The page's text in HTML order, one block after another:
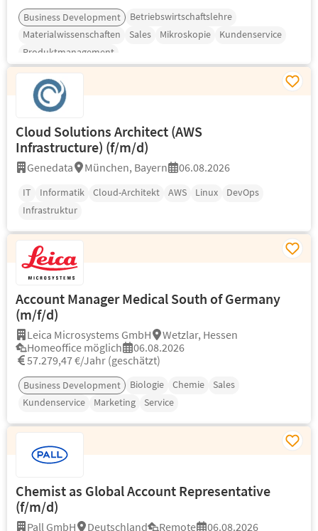
Business Development
Betriebswirtschaftslehre
Materialwissenschaften
Sales Mikroskopie
Kundenservice
Produktmanagement
Cloud Solutions Architect (AWS
Infrastructure) (f/m/d)
Genedata München, Bayern 06.08.2026
IT Informatik Cloud-Architekt AWS Linux
DevOps
Infrastruktur
Account Manager Medical South of Germany
(m/f/d)
Leica Microsystems GmbH
Wetzlar, Hessen
Homeoffice möglich
06.08.2026
57.279,47 €/Jahr (geschätzt)
Business Development Biologie Chemie
Sales
Kundenservice
Marketing Service
Chemist as Global Account Representative
(f/m/d)
Pall GmbH Deutschland Remote 06.08.2026